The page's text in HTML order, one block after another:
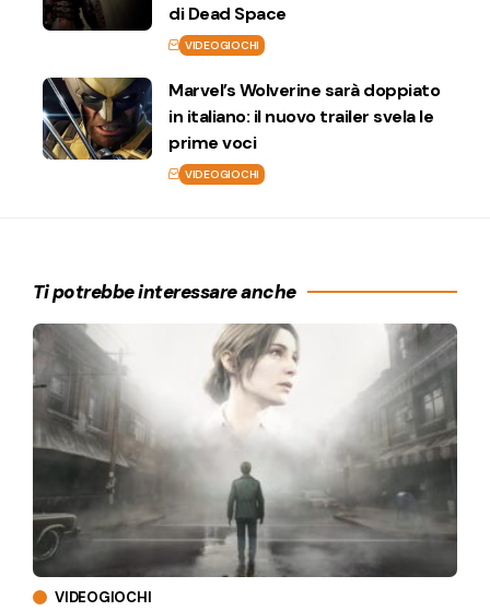
di Dead Space
VIDEOGIOCHI
Marvel’s Wolverine sarà doppiato
in italiano: il nuovo trailer svela le
prime voci
VIDEOGIOCHI
Ti potrebbe interessare anche
VIDEOGIOCHI